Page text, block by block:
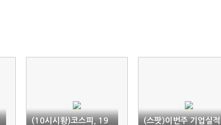
(10시시황)코스피, 19
(스팟)이번주 기업실적